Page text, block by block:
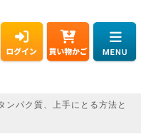
ンパク質、上手にとる方法と